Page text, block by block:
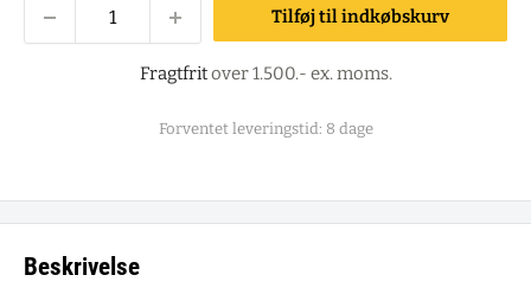
Tilføj til indkøbskurv
Fragtfritover 1.500.- ex. moms.
Forventet leveringstid: 8 dage
Beskrivelse